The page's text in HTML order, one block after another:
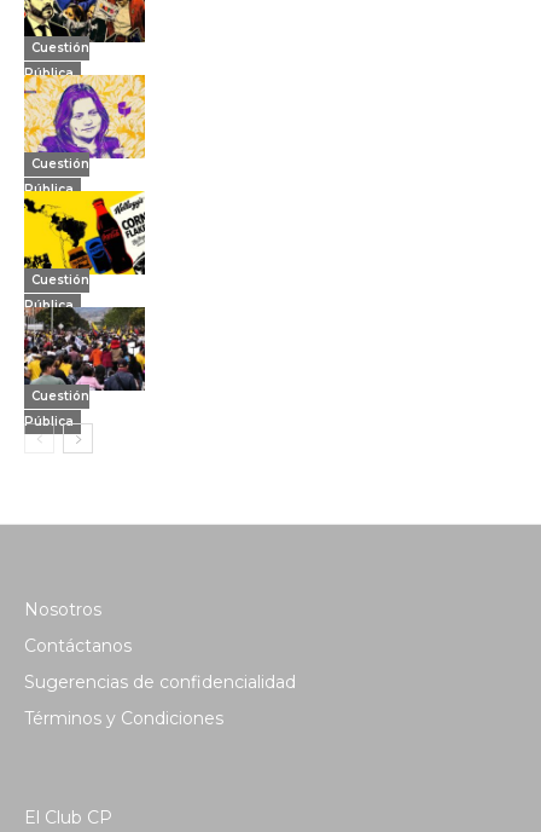
Cuestión
Pública
Cuestión
Pública
Cuestión
Pública
Cuestión
Pública
Nosotros
Contáctanos
Sugerencias de confidencialidad
Términos y Condiciones
El Club CP